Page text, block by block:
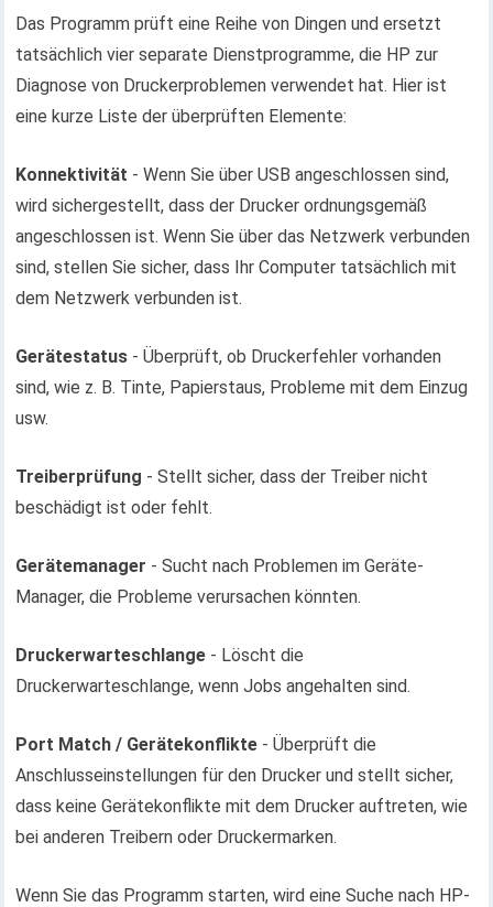
Das Programm prüft eine Reihe von Dingen und ersetzt
tatsächlich vier separate Dienstprogramme, die HP zur
Diagnose von Druckerproblemen verwendet hat. Hier ist
eine kurze Liste der überprüften Elemente:
Konnektivität - Wenn Sie über USB angeschlossen sind,
wird sichergestellt, dass der Drucker ordnungsgemäß
angeschlossen ist. Wenn Sie über das Netzwerk verbunden
sind, stellen Sie sicher, dass Ihr Computer tatsächlich mit
dem Netzwerk verbunden ist.
Gerätestatus - Überprüft, ob Druckerfehler vorhanden
sind, wie z. B. Tinte, Papierstaus, Probleme mit dem Einzug
usw.
Treiberprüfung - Stellt sicher, dass der Treiber nicht
beschädigt ist oder fehlt.
Gerätemanager - Sucht nach Problemen im Geräte-
Manager, die Probleme verursachen könnten.
Druckerwarteschlange - Löscht die
Druckerwarteschlange, wenn Jobs angehalten sind.
Port Match / Gerätekonflikte - Überprüft die
Anschlusseinstellungen für den Drucker und stellt sicher,
dass keine Gerätekonflikte mit dem Drucker auftreten, wie
bei anderen Treibern oder Druckermarken.
Wenn Sie das Programm starten, wird eine Suche nach HP-